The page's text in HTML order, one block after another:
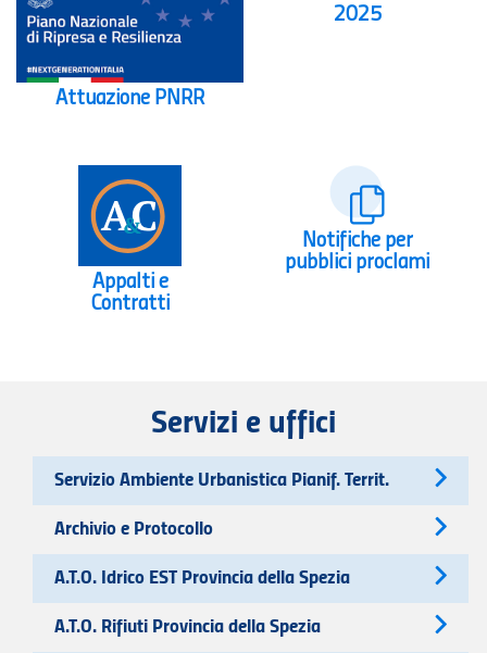
Attuazione PNRR
2025
Appalti e
Contratti
Notifiche per
pubblici proclami
Servizi e uffici
Servizio Ambiente Urbanistica Pianif. Territ.
Archivio e Protocollo
A.T.O. Idrico EST Provincia della Spezia
A.T.O. Rifiuti Provincia della Spezia